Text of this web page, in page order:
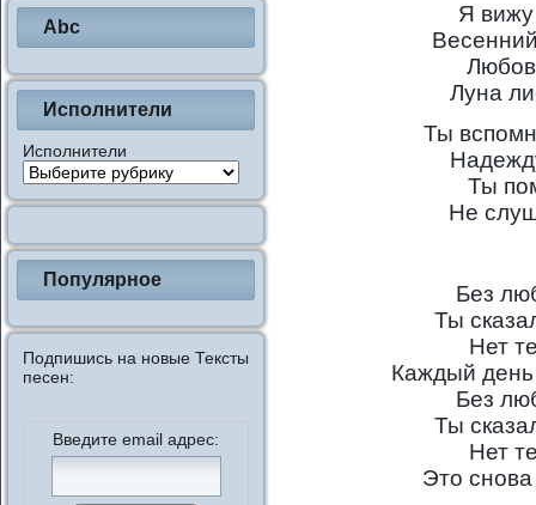
Abc
Исполнители
Исполнители
Популярное
Подпишись на новые Тексты
песен:
Введите email адрес:
Я
Луна
Ты
Ты
Не
Без
Ты
Нет
Каждый
Без
Ты
Нет
Это